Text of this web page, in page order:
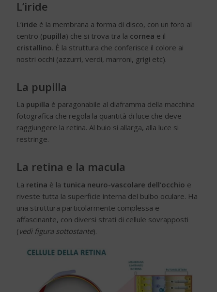
L’iride
L’iride è la membrana a forma di disco, con un foro al
centro (pupilla) che si trova tra la cornea e il
cristallino. È la struttura che conferisce il colore ai
nostri occhi (azzurri, verdi, marroni, grigi etc).
La pupilla
La pupilla è paragonabile al diaframma della macchina
fotografica che regola la quantità di luce che deve
raggiungere la retina. Al buio si allarga, alla luce si
restringe.
La retina e la macula
La retina è la tunica neuro-vascolare dell’occhio e
riveste tutta la superficie interna del bulbo oculare. Ha
una struttura particolarmente complessa e
affascinante, con diversi strati di cellule sovrapposti
(vedi figura sottostante).